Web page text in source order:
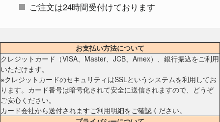
ご注文は24時間受付けております
お支払い方法について
クレジットカード（VISA、Master、JCB、Amex）、銀行振込をご利用
いただけます。
※クレジットカードのセキュリティはSSLというシステムを利用してお
ります。カード番号は暗号化されて安全に送信されますので、どうぞ
ご安心ください。
カード会社から送付されますご利用明細をご確認ください。